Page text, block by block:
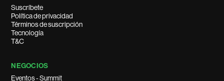
Suscríbete
Política de privacidad
Términos de suscripción
Tecnología
T&C
NEGOCIOS
Eventos - Summit